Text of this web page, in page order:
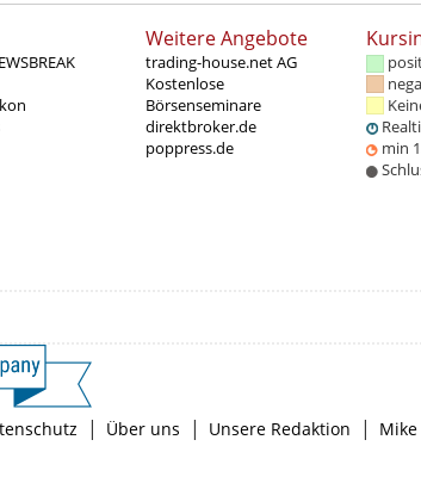
Weitere Angebote
trading-house.net AG
Kostenlose
Börsenseminare
direktbroker.de
poppress.de
min
| Über uns | Unsere Redaktion |